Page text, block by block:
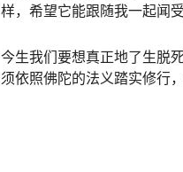
样，希望它能跟随我一起闻
今生我们要想真正地了生脱
须依照佛陀的法义踏实修行